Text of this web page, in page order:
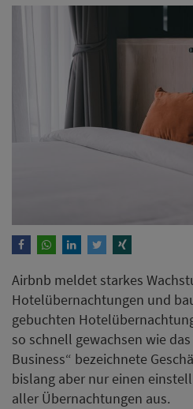
Airbnb meldet starkes
Hotelübernachtungen und
gebuchten
so schnell gewachsen wie
Business“ bezeichnete
bislang aber nur einen
aller Übernachtungen aus.